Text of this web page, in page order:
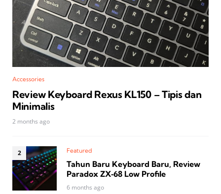
Accessories
Review Keyboard Rexus KL150 – Tipis dan
Minimalis
2 months ago
Featured
Tahun Baru Keyboard Baru, Review
Paradox ZX‑68 Low Profile
6 months ago